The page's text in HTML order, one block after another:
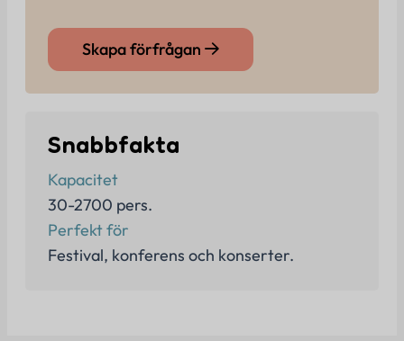
Snabbfakta
Kapacitet
30-2700 pers.
Perfekt för
Festival, konferens och konserter.
Skapa förfrågan